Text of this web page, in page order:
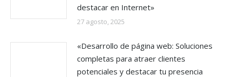
destacar en Internet»
27 agosto, 2025
«Desarrollo de página web: Soluciones
completas para atraer clientes
potenciales y destacar tu presencia